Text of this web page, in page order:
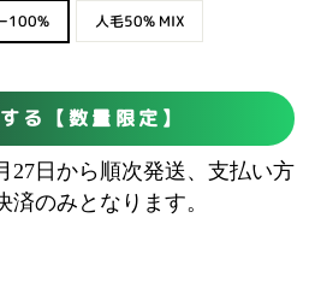
100% 人毛50% MIX
る【数量限定】
27日から順次発送、支払い方
済のみとなります。